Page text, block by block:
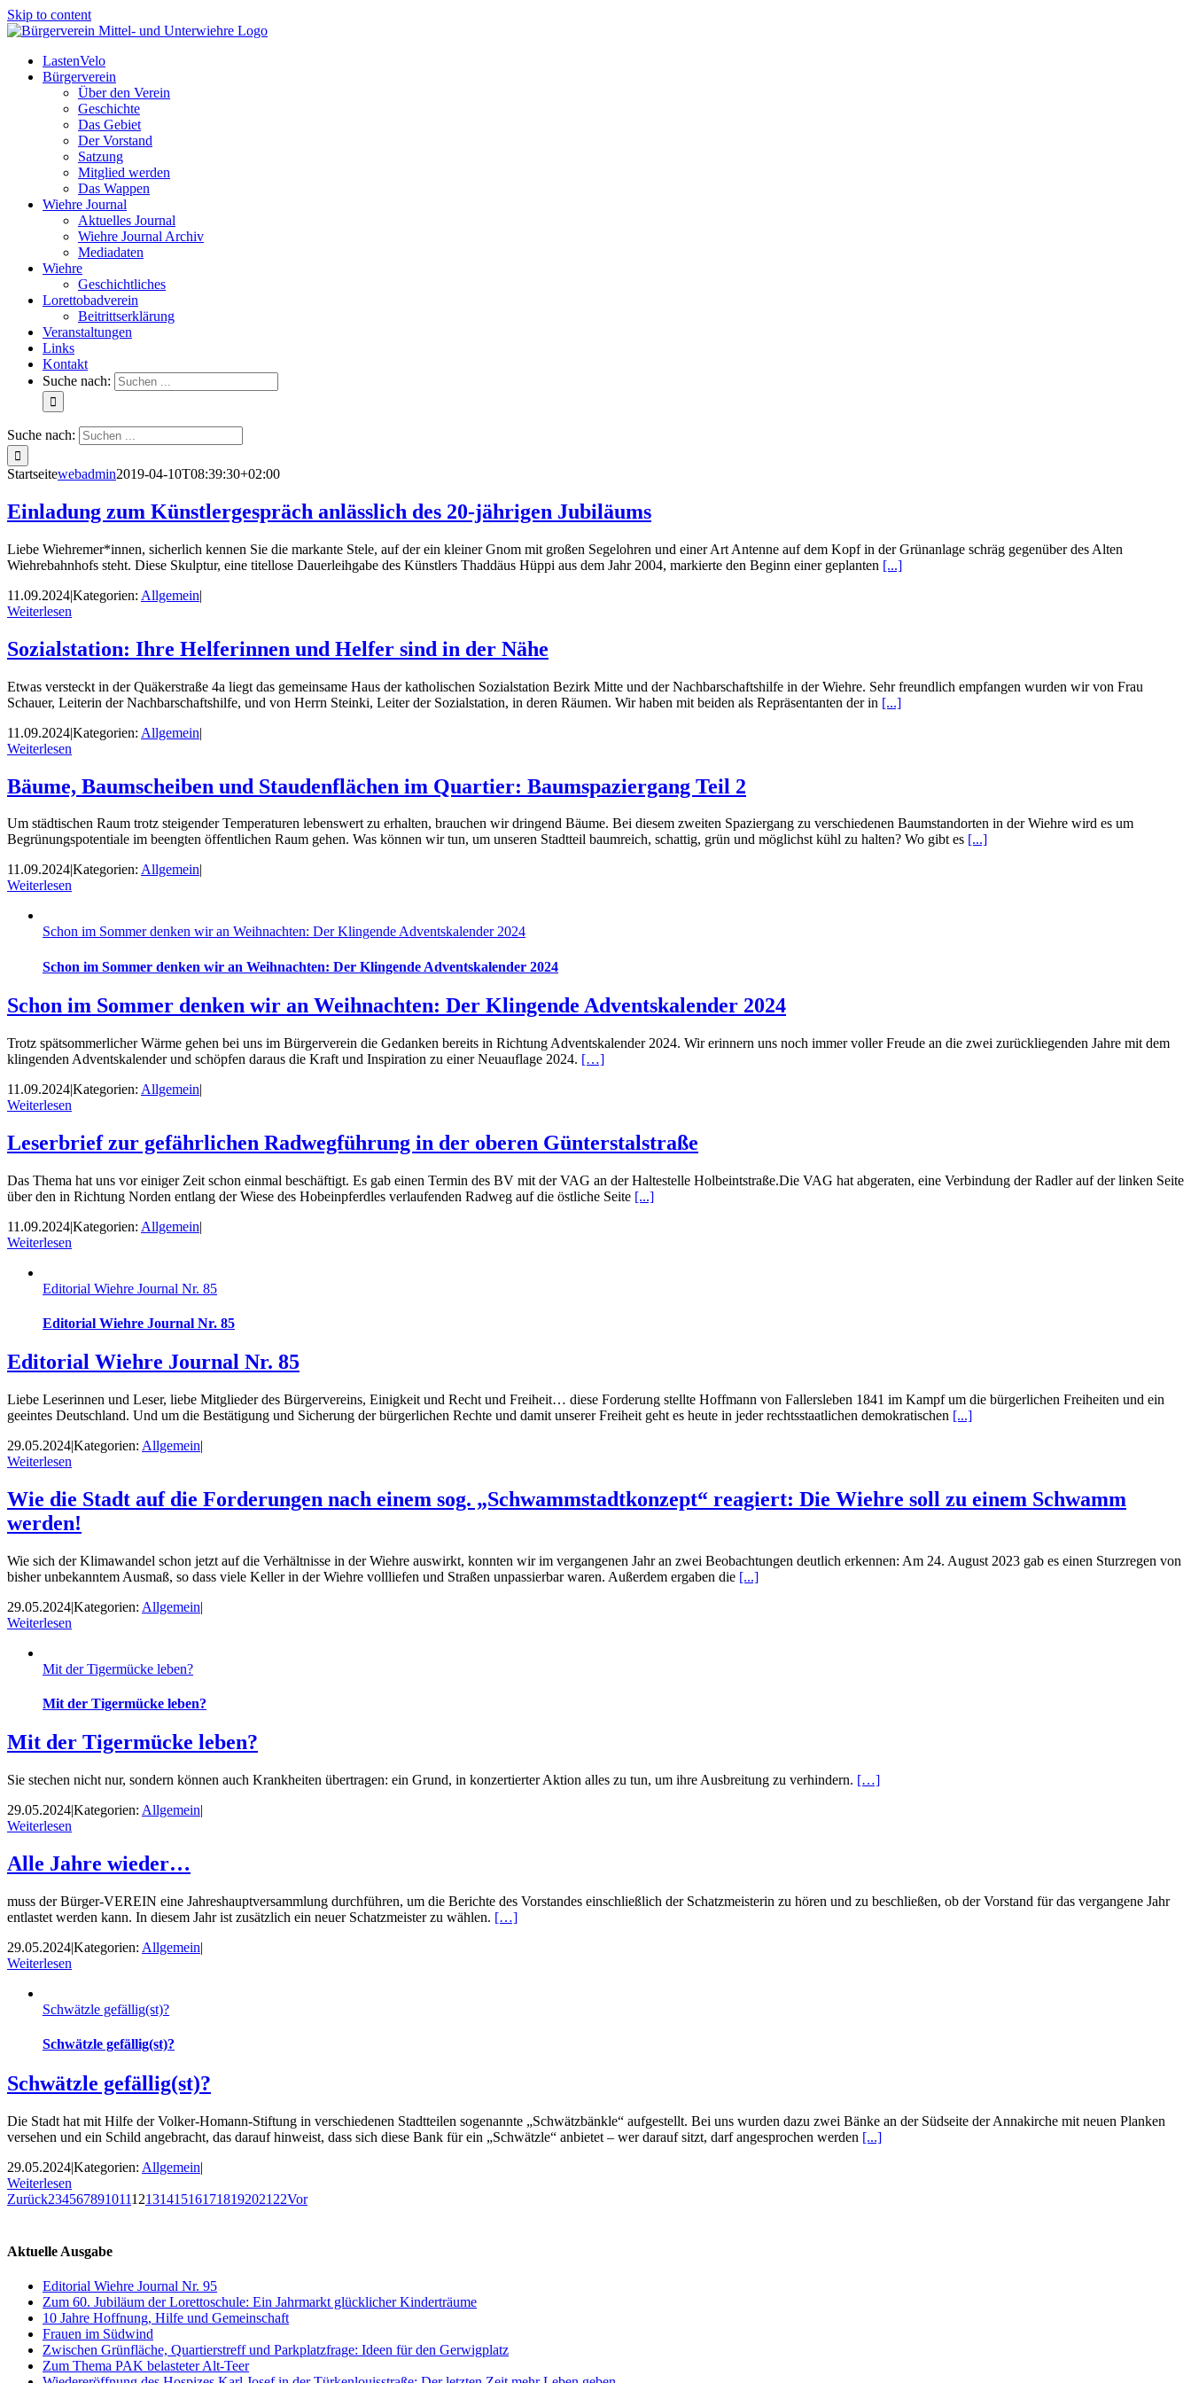
Skip to content
LastenVelo
Bürgerverein
Über den Verein
Geschichte
Das Gebiet
Der Vorstand
Satzung
Mitglied werden
Das Wappen
Wiehre Journal
Aktuelles Journal
Wiehre Journal Archiv
Mediadaten
Wiehre
Geschichtliches
Lorettobadverein
Beitrittserklärung
Veranstaltungen
Links
Kontakt
Suche nach:
Suche nach:
Startseitewebadmin2019-04-10T08:39:30+02:00
Einladung zum Künstlergespräch anlässlich des 20-jährigen Jubiläums
Liebe Wiehremer*innen, sicherlich kennen Sie die markante Stele, auf der ein kleiner Gnom mit großen Segelohren und einer Art Antenne auf dem Kopf in der Grünanlage schräg gegenüber des Alten
Wiehrebahnhofs steht. Diese Skulptur, eine titellose Dauerleihgabe des Künstlers Thaddäus Hüppi aus dem Jahr 2004, markierte den Beginn einer geplanten [...]
11.09.2024|Kategorien: Allgemein|
Weiterlesen
Sozialstation: Ihre Helferinnen und Helfer sind in der Nähe
Etwas versteckt in der Quäkerstraße 4a liegt das gemeinsame Haus der katholischen Sozialstation Bezirk Mitte und der Nachbarschaftshilfe in der Wiehre. Sehr freundlich empfangen wurden wir von Frau
Schauer, Leiterin der Nachbarschaftshilfe, und von Herrn Steinki, Leiter der Sozialstation, in deren Räumen. Wir haben mit beiden als Repräsentanten der in [...]
11.09.2024|Kategorien: Allgemein|
Weiterlesen
Bäume, Baumscheiben und Staudenflächen im Quartier: Baumspaziergang Teil 2
Um städtischen Raum trotz steigender Temperaturen lebenswert zu erhalten, brauchen wir dringend Bäume. Bei diesem zweiten Spaziergang zu verschiedenen Baumstandorten in der Wiehre wird es um
Begrünungspotentiale im beengten öffentlichen Raum gehen. Was können wir tun, um unseren Stadtteil baumreich, schattig, grün und möglichst kühl zu halten? Wo gibt es [...]
11.09.2024|Kategorien: Allgemein|
Weiterlesen
Schon im Sommer denken wir an Weihnachten: Der Klingende Adventskalender 2024
Schon im Sommer denken wir an Weihnachten: Der Klingende Adventskalender 2024
Schon im Sommer denken wir an Weihnachten: Der Klingende Adventskalender 2024
Trotz spätsommerlicher Wärme gehen bei uns im Bürgerverein die Gedanken bereits in Richtung Adventskalender 2024. Wir erinnern uns noch immer voller Freude an die zwei zurückliegenden Jahre mit dem
klingenden Adventskalender und schöpfen daraus die Kraft und Inspiration zu einer Neuauflage 2024. […]
11.09.2024|Kategorien: Allgemein|
Weiterlesen
Leserbrief zur gefährlichen Radwegführung in der oberen Günterstalstraße
Das Thema hat uns vor einiger Zeit schon einmal beschäftigt. Es gab einen Termin des BV mit der VAG an der Haltestelle Holbeintstraße.Die VAG hat abgeraten, eine Verbindung der Radler auf der linken Seite
über den in Richtung Norden entlang der Wiese des Hobeinpferdles verlaufenden Radweg auf die östliche Seite [...]
11.09.2024|Kategorien: Allgemein|
Weiterlesen
Editorial Wiehre Journal Nr. 85
Editorial Wiehre Journal Nr. 85
Editorial Wiehre Journal Nr. 85
Liebe Leserinnen und Leser, liebe Mitglieder des Bürgervereins, Einigkeit und Recht und Freiheit… diese Forderung stellte Hoffmann von Fallersleben 1841 im Kampf um die bürgerlichen Freiheiten und ein
geeintes Deutschland. Und um die Bestätigung und Sicherung der bürgerlichen Rechte und damit unserer Freiheit geht es heute in jeder rechtsstaatlichen demokratischen [...]
29.05.2024|Kategorien: Allgemein|
Weiterlesen
Wie die Stadt auf die Forderungen nach einem sog. „Schwammstadtkonzept“ reagiert: Die Wiehre soll zu einem Schwamm
werden!
Wie sich der Klimawandel schon jetzt auf die Verhältnisse in der Wiehre auswirkt, konnten wir im vergangenen Jahr an zwei Beobachtungen deutlich erkennen: Am 24. August 2023 gab es einen Sturzregen von
bisher unbekanntem Ausmaß, so dass viele Keller in der Wiehre vollliefen und Straßen unpassierbar waren. Außerdem ergaben die [...]
29.05.2024|Kategorien: Allgemein|
Weiterlesen
Mit der Tigermücke leben?
Mit der Tigermücke leben?
Mit der Tigermücke leben?
Sie stechen nicht nur, sondern können auch Krankheiten übertragen: ein Grund, in konzertierter Aktion alles zu tun, um ihre Ausbreitung zu verhindern. […]
29.05.2024|Kategorien: Allgemein|
Weiterlesen
Alle Jahre wieder…
muss der Bürger-VEREIN eine Jahreshauptversammlung durchführen, um die Berichte des Vorstandes einschließlich der Schatzmeisterin zu hören und zu beschließen, ob der Vorstand für das vergangene Jahr
entlastet werden kann. In diesem Jahr ist zusätzlich ein neuer Schatzmeister zu wählen. […]
29.05.2024|Kategorien: Allgemein|
Weiterlesen
Schwätzle gefällig(st)?
Schwätzle gefällig(st)?
Schwätzle gefällig(st)?
Die Stadt hat mit Hilfe der Volker-Homann-Stiftung in verschiedenen Stadtteilen sogenannte „Schwätzbänkle“ aufgestellt. Bei uns wurden dazu zwei Bänke an der Südseite der Annakirche mit neuen Planken
versehen und ein Schild angebracht, das darauf hinweist, dass sich diese Bank für ein „Schwätzle“ anbietet – wer darauf sitzt, darf angesprochen werden [...]
29.05.2024|Kategorien: Allgemein|
Weiterlesen
Zurück23456789101112131415161718192021 22Vor
Aktuelle Ausgabe
Editorial Wiehre Journal Nr. 95
Zum 60. Jubiläum der Lorettoschule: Ein Jahrmarkt glücklicher Kinderträume
10 Jahre Hoffnung, Hilfe und Gemeinschaft
Frauen im Südwind
Zwischen Grünfläche, Quartierstreff und Parkplatzfrage: Ideen für den Gerwigplatz
Zum Thema PAK belasteter Alt-Teer